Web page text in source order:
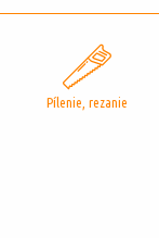
Pílenie, rezanie